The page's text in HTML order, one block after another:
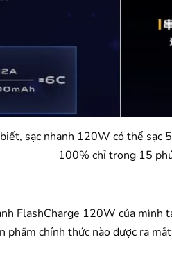
sạc nhanh 120W có thể
100% chỉ trong 15
FlashCharge 120W của
phẩm chính thức nào được ra